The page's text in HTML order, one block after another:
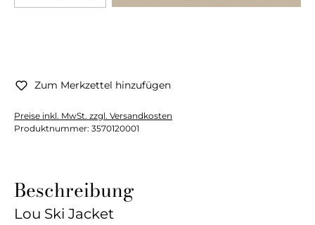
Zum Merkzettel hinzufügen
Preise inkl. MwSt. zzgl. Versandkosten
Produktnummer: 3570120001
Beschreibung
Lou Ski Jacket